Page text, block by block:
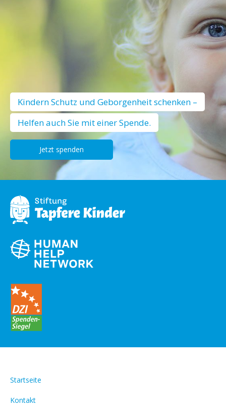
Kindern Schutz und Geborgenheit schenken –
Helfen auch Sie mit einer Spende.
Jetzt spenden
Startseite
Kontakt